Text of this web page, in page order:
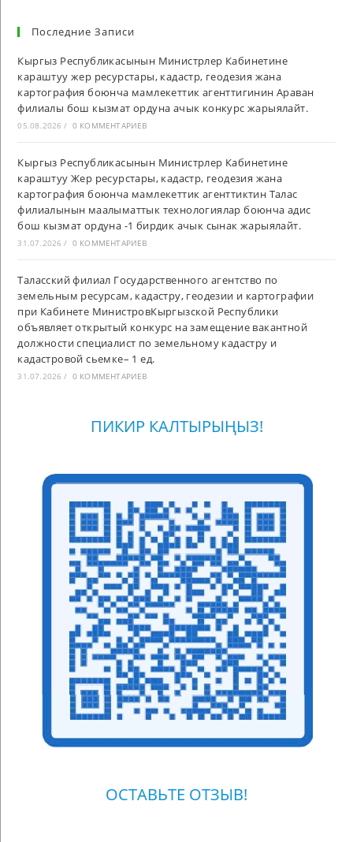
Последние Записи
Кыргыз Республикасынын Министрлер Кабинетине
караштуу жер ресурстары, кадастр, геодезия жана
картография боюнча мамлекеттик агенттигинин Араван
филиалы бош кызмат ордуна ачык конкурс жарыялайт.
05.08.2026 / 0 КОММЕНТАРИЕВ
Кыргыз Республикасынын Министрлер Кабинетине
караштуу Жер ресурстары, кадастр, геодезия жана
картография боюнча мамлекеттик агенттиктин Талас
филиалынын маалыматтык технологиялар боюнча адис
бош кызмат ордуна -1 бирдик ачык сынак жарыялайт.
31.07.2026 / 0 КОММЕНТАРИЕВ
Таласский филиал Государственного агентство по
земельным ресурсам, кадастру, геодезии и картографии
при Кабинете МинистровКыргызской Республики
объявляет открытый конкурс на замещение вакантной
должности специалист по земельному кадастру и
кадастровой сьемке– 1 ед.
31.07.2026 / 0 КОММЕНТАРИЕВ
ПИКИР КАЛТЫРЫҢЫЗ!
ОСТАВЬТЕ ОТЗЫВ!